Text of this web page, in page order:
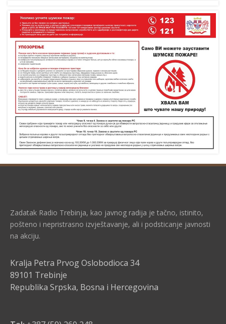
Zadatak Radio Trebinja, kao javnog radija je tačno, istinito,
pošteno i nepristrasno izvještavanje, ali i podsticanje javnosti
na akciju.
Kralja Petra Prvog Oslobodioca 34
89101 Trebinje
Republika Srpska, Bosna i Hercegovina